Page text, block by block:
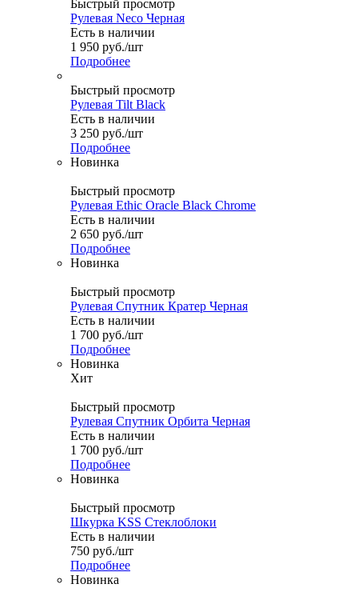
Быстрый просмотр
Рулевая Neco Черная
Есть в наличии
1 950 руб./шт
Подробнее
Быстрый просмотр
Рулевая Tilt Black
Есть в наличии
3 250 руб./шт
Подробнее
Новинка
Быстрый просмотр
Рулевая Ethic Oracle Black Chrome
Есть в наличии
2 650 руб./шт
Подробнее
Новинка
Быстрый просмотр
Рулевая Спутник Кратер Черная
Есть в наличии
1 700 руб./шт
Подробнее
Новинка
Хит
Быстрый просмотр
Рулевая Спутник Орбита Черная
Есть в наличии
1 700 руб./шт
Подробнее
Новинка
Быстрый просмотр
Шкурка KSS Стеклоблоки
Есть в наличии
750 руб./шт
Подробнее
Новинка